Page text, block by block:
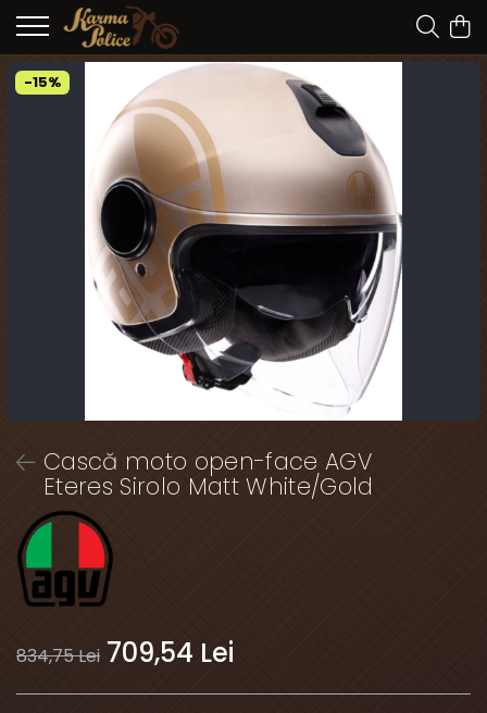
-15%
Cască moto open-face AGV
Eteres Sirolo Matt White/Gold
834,75 Lei 709,54 Lei